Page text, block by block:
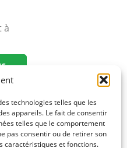
technologies telles que les
appareils. Le fait de consentir
telles que le comportement
pas consentir ou de retirer son
caractéristiques et fonctions.
à